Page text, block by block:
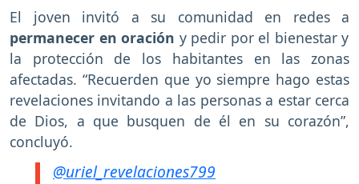
El joven invitó a su comunidad en redes a
permanecer en oración y pedir por el bienestar y
la protección de los habitantes en las zonas
afectadas. “Recuerden que yo siempre hago estas
revelaciones invitando a las personas a estar cerca
de Dios, a que busquen de él en su corazón”,
concluyó.
@uriel_revelaciones799